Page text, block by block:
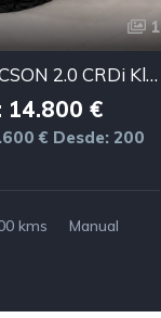
1
HYUNDAI TUCSON 2.0 CRDi Klass BlueDrive
14.800 €
€ Desde: 200
kms Manual